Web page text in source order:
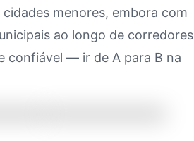
menores, embora com
ao longo de corredores
confiável — ir de A para B na